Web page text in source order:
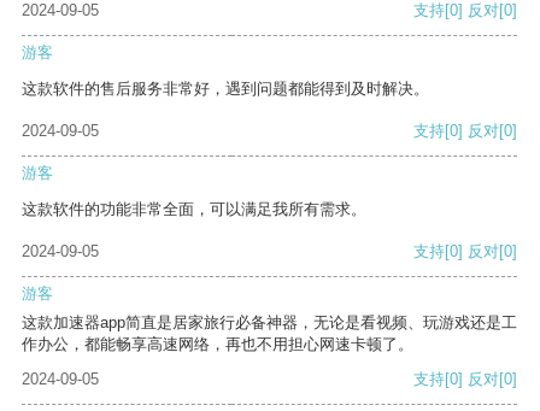
2024-09-05 支持[0] 反对[0]
游客
这款软件的售后服务非常好，遇到问题都能得到及时解决。
2024-09-05 支持[0] 反对[0]
游客
这款软件的功能非常全面，可以满足我所有需求。
2024-09-05 支持[0] 反对[0]
游客
这款加速器app简直是居家旅行必备神器，无论是看视频、玩游戏还是工
作办公，都能畅享高速网络，再也不用担心网速卡顿了。
2024-09-05
支持[0] 反对[0]